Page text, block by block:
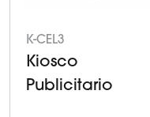
K-CEL3
Kiosco
Publicitario